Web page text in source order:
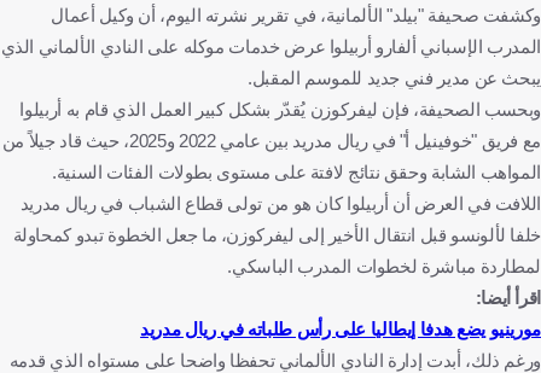
وكشفت صحيفة "بيلد" الألمانية، في تقرير نشرته اليوم، أن وكيل أعمال
المدرب الإسباني ألفارو أربيلوا عرض خدمات موكله على النادي الألماني الذي
يبحث عن مدير فني جديد للموسم المقبل.
وبحسب الصحيفة، فإن ليفركوزن يُقدّر بشكل كبير العمل الذي قام به أربيلوا
مع فريق "خوفينيل أ" في ريال مدريد بين عامي 2022 و2025، حيث قاد جيلاً من
المواهب الشابة وحقق نتائج لافتة على مستوى بطولات الفئات السنية.
اللافت في العرض أن أربيلوا كان هو من تولى قطاع الشباب في ريال مدريد
خلفا لألونسو قبل انتقال الأخير إلى ليفركوزن، ما جعل الخطوة تبدو كمحاولة
لمطاردة مباشرة لخطوات المدرب الباسكي.
اقرأ أيضا:
مورينيو يضع هدفا إيطاليا على رأس طلباته في ريال مدريد
ورغم ذلك، أبدت إدارة النادي الألماني تحفظا واضحا على مستواه الذي قدمه